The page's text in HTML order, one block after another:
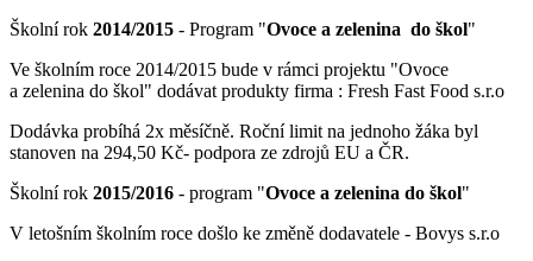
Školní rok 2014/2015 - Program "Ovoce a zelenina do škol"
Ve školním roce 2014/2015 bude v rámci projektu "Ovoce
a zelenina do škol" dodávat produkty firma : Fresh Fast Food s.r.o
Dodávka probíhá 2x měsíčně. Roční limit na jednoho žáka byl
stanoven na 294,50 Kč- podpora ze zdrojů EU a ČR.
Školní rok 2015/2016 - program "Ovoce a zelenina do škol"
V letošním školním roce došlo ke změně dodavatele - Bovys s.r.o